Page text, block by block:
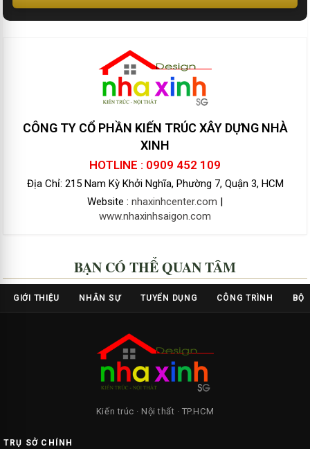
CÔNG TY CỔ PHẦN KIẾN TRÚC XÂY DỰNG NHÀ
XINH
HOTLINE : 0909 452 109
Địa Chỉ: 215 Nam Kỳ Khởi Nghĩa, Phường 7, Quận 3, HCM
Website : nhaxinhcenter.com
www.nhaxinhsaigon.com
BẠN CÓ THỂ QUAN TÂM
GIỚI THIỆU NHÂN SỰ TUYỂN DỤNG CÔNG TRÌNH BỘ
Kiến trúc · Nội thất · TP.HCM
TRỤ SỞ CHÍNH